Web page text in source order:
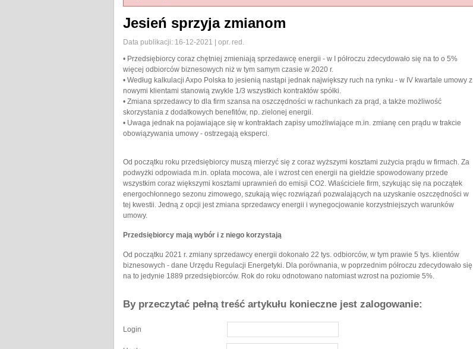
Jesień sprzyja zmianom
Data publikacji: 16-12-2021 | opr. red.
• Przedsiębiorcy coraz chętniej zmieniają sprzedawcę energii - w I półroczu zdecydowało się na to o 5%
więcej odbiorców biznesowych niż w tym samym czasie w 2020 r.
• Według kalkulacji Axpo Polska to jesienią nastąpi jednak największy ruch na rynku - w IV kwartale umowy z
nowymi klientami stanowią zwykle 1/3 wszystkich kontraktów spółki.
• Zmiana sprzedawcy to dla firm szansa na oszczędności w rachunkach za prąd, a także możliwość
skorzystania z dodatkowych benefitów, np. zielonej energii.
• Uwaga jednak na pojawiające się w kontraktach zapisy umożliwiające m.in. zmianę cen prądu w trakcie
obowiązywania umowy - ostrzegają eksperci.
Od początku roku przedsiębiorcy muszą mierzyć się z coraz wyższymi kosztami zużycia prądu w firmach. Za
podwyżki odpowiada m.in. opłata mocowa, ale i wzrost cen energii na giełdzie spowodowany przede
wszystkim coraz większymi kosztami uprawnień do emisji CO2. Właściciele firm, szykując się na początek
energochłonnego sezonu zimowego, szukają więc rozwiązań pozwalających na uzyskanie oszczędności w
tej kwestii. Jedną z opcji jest zmiana sprzedawcy energii i wynegocjowanie korzystniejszych warunków
umowy.
Przedsiębiorcy mają wybór i z niego korzystają
Od początku 2021 r. zmiany sprzedawcy energii dokonało 22 tys. odbiorców, w tym prawie 5 tys. klientów
biznesowych - dane Urzędu Regulacji Energetyki. Dla porównania, w poprzednim półroczu zdecydowało się
na to jedynie 1889 przedsiębiorców. Rok do roku odnotowano natomiast wzrost na poziomie 5%.
By przeczytać pełną treść artykułu konieczne jest zalogowanie:
Login